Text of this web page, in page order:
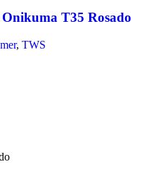
T35 Rosado
, TWS